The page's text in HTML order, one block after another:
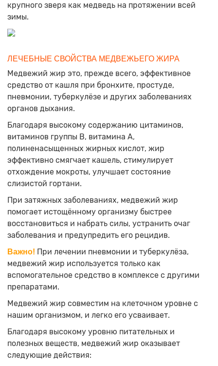
крупного зверя как медведь на протяжении всей
зимы.
ЛЕЧЕБНЫЕ СВОЙСТВА МЕДВЕЖЬЕГО ЖИРА
Медвежий жир это, прежде всего, эффективное
средство от кашля при бронхите, простуде,
пневмонии, туберкулёзе и других заболеваниях
органов дыхания.
Благодаря высокому содержанию цитаминов,
витаминов группы В, витамина А,
полиненасыщенных жирных кислот, жир
эффективно смягчает кашель, стимулирует
отхождение мокроты, улучшает состояние
слизистой гортани.
При затяжных заболеваниях, медвежий жир
помогает истощённому организму быстрее
восстановиться и набрать силы, устранить очаг
заболевания и предупредить его рецидив.
Важно! При лечении пневмонии и туберкулёза,
медвежий жир используется только как
вспомогательное средство в комплексе с другими
препаратами.
Медвежий жир совместим на клеточном уровне с
нашим организмом, и легко его усваивает.
Благодаря высокому уровню питательных и
полезных веществ, медвежий жир оказывает
следующие действия: